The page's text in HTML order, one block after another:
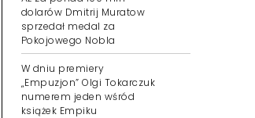
dolarów Dmitrij Muratow
sprzedał medal za
Pokojowego Nobla
W dniu premiery
„Empuzjon” Olgi Tokarczuk
numerem jeden wśród
książek Empiku